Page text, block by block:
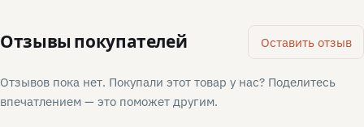
Отзывы покупателей Оставить отзыв
Отзывов пока нет. Покупали этот товар у нас? Поделитесь
впечатлением — это поможет другим.